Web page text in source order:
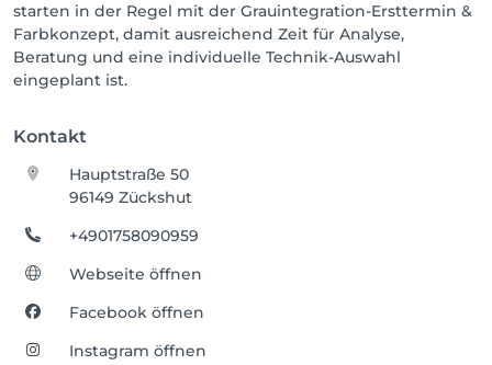
starten in der Regel mit der Grauintegration-Ersttermin &
Farbkonzept, damit ausreichend Zeit für Analyse,
Beratung und eine individuelle Technik-Auswahl
eingeplant ist.
Kontakt
Hauptstraße 50
96149 Zückshut
+4901758090959
Webseite öffnen
Facebook öffnen
Instagram öffnen